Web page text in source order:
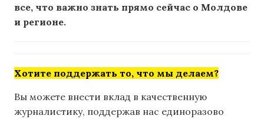
все, что важно знать прямо сейчас о Молдове
и регионе.
Хотите поддержать то, что мы делаем?
Вы можете внести вклад в качественную
журналистику, поддержав нас единоразово